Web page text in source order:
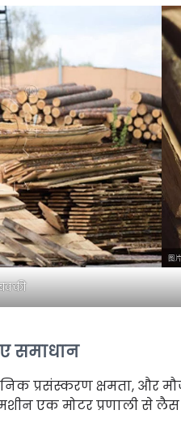
समाधान
प्रसंस्करण क्षमता,
एक मोटर प्रणाली से लैस